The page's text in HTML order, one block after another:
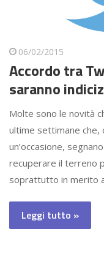
06/02/2015
Accordo tra
saranno
Molte sono le novità
ultime settimane che,
un’occasione,
recuperare il terreno
soprattutto in merito
Leggi tutto »